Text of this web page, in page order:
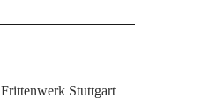
Frittenwerk Stuttgart